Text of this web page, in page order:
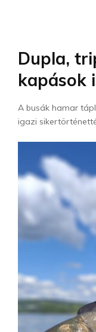
Dupla,
kapások
A busák hamar
igazi